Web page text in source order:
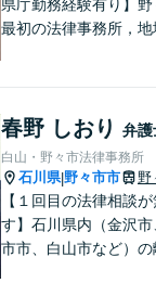
県庁勤務経験有り】
最初の法律事務所，地
春野 しおり 弁護
白山・野々市法律事務所
石川県|野々市市 野
【１回目の法律相談
す】石川県内（金沢市
市市、白山市など）の